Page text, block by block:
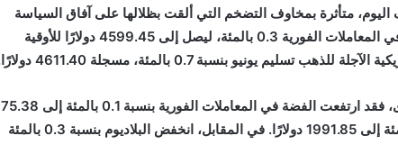
متأثرة بمخاوف التضخم التي ألقت بظلالها على آفاق السياسة
النقدية الأمريكية. وانخفض الذهب في المعاملات الفورية 0.3 بالمئة، ليصل إلى 4599.45 دولارًا للأوقية
تسليم يونيو بنسبة 0.7 بالمئة، مسجلة 4611.40 دولارًا.
أما بالنسبة للمعادن النفيسة الأخرى، فقد ارتفعت الفضة في المعاملات الفورية بنسبة 0.1 بالمئة إلى 75.38
دولارًا للأوقية، وزاد البلاتين 0.2 بالمئة إلى 1991.85 دولارًا. في المقابل، انخفض البلاديوم بنسبة 0.3 بالمئة